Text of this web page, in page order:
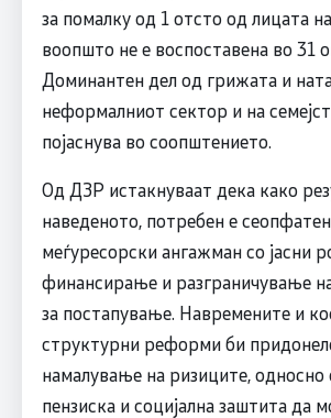
за помалку од 1 отсто од лицата
воопшто не е воспоставена во 31
Доминантен дел од грижата и
неформалниот сектор и на
појаснува во соопштението.
Од ДЗР истакнуваат дека како
наведеното, потребен е
меѓуресорски ангажман со јасни
финансирање и разграничување
за постапување. Навремените и
структурни реформи би
намалување на ризиците, односно
пензиска и социјална заштита да